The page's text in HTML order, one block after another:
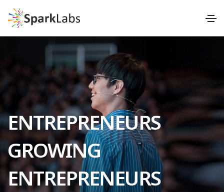
ENTREPRENEURS
GROWING
ENTREPRENEURS